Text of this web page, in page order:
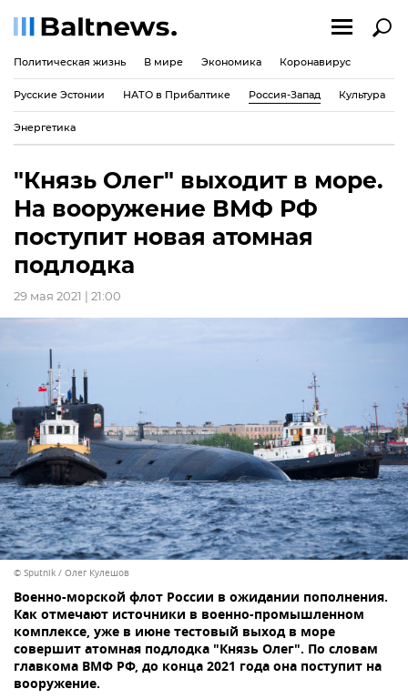
Политическая жизнь В мире Экономика Коронавирус
Русские Эстонии НАТО в Прибалтике Россия-Запад Культура
Энергетика
"Князь Олег" выходит в море.
На вооружение ВМФ РФ
поступит новая атомная
подлодка
29 мая 2021 | 21:00
© Sputnik / Олег Кулешов
Военно-морской флот России в ожидании пополнения.
Как отмечают источники в военно-промышленном
комплексе, уже в июне тестовый выход в море
совершит атомная подлодка "Князь Олег". По словам
главкома ВМФ РФ, до конца 2021 года она поступит на
вооружение.